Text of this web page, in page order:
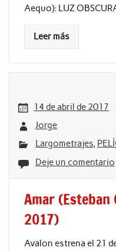
Aequo): LUZ
Leer más
14 de abril de 2017
Jorge
Largometrajes,
Deje un comentario
Amar (Esteban
2017)
Avalon estrena el 21